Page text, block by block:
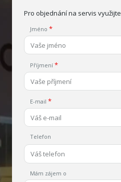
Pro objednání na servis využijte
Jméno
Příjmení
E-mail
Telefon
Mám zájem o